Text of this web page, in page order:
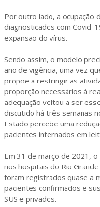
Por outro lado, a ocupação
diagnosticados com Covid-
expansão do vírus.
Sendo assim, o modelo
ano de vigência, uma vez
propõe a restringir as
proporção necessários à
adequação voltou a ser
discutido há três semanas
Estado percebe uma
pacientes internados em
Em 31 de março de 2021,
nos hospitais do Rio
foram registrados quase a
pacientes confirmados e
SUS e privados.